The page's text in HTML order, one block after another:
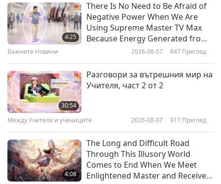
съобитатели
Discover Tanzania: Journey to the
Heart of the Animal Kingdom
съобитатели
11:52
Animals Frolicking in the Winter
съобитатели
Santa Claus’s Reindeer
4:25
There Is No Need to Be Afraid of
Negative Power When We Are
Using Supreme Master TV Max
Because Energy Generated from
It Is Far More Powerful than Any
Важните Новини 2026-08-07 847 Преглед
30:54
Разговори за вътрешния мир на
Учителя, част 2 от 2
Между Учителя и учениците 2026-08-07 917 Преглед
4:08
The Long and Difficult Road
Through This Illusory World
Comes to End When We Meet
Enlightened Master and Receive